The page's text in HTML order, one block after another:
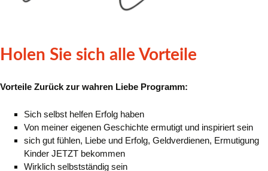
Holen Sie sich alle Vorteile
Vorteile Zurück zur wahren Liebe Programm:
Sich selbst helfen Erfolg haben
Von meiner eigenen Geschichte ermutigt und inspiriert sein
sich gut fühlen, Liebe und Erfolg, Geldverdienen, Ermutigung
Kinder JETZT bekommen
Wirklich selbstständig sein